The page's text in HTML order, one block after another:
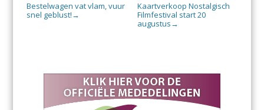
Bestelwagen vat vlam, vuur
snel geblust! →
Kaartverkoop Nostalgisch
Filmfestival start 20
augustus →